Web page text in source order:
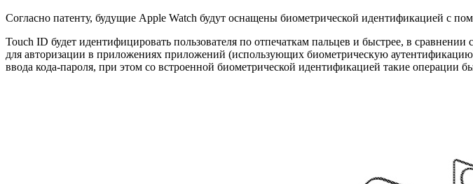
Согласно патенту, будущие Apple Watch будут оснащены биометрической идентификацией с
Touch ID будет идентифицировать пользователя по отпечаткам пальцев и быстрее, в
для авторизации в приложениях приложений (использующих биометрическую
ввода кода-пароля, при этом со встроенной биометрической идентификацией такие операции